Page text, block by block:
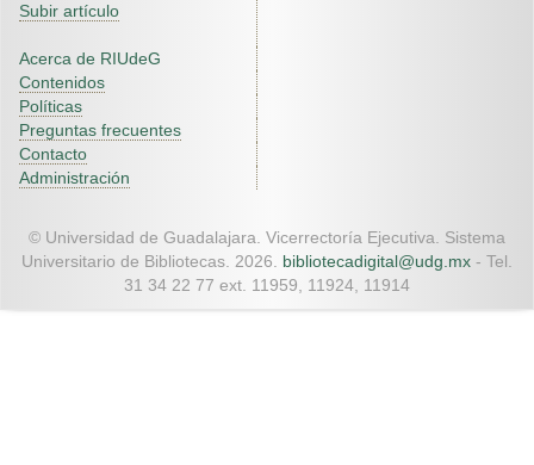
Subir artículo
Acerca de RIUdeG
Contenidos
Políticas
Preguntas frecuentes
Contacto
Administración
© Universidad de Guadalajara. Vicerrectoría Ejecutiva. Sistema
Universitario de Bibliotecas. 2026. bibliotecadigital@udg.mx - Tel.
31 34 22 77 ext. 11959, 11924, 11914